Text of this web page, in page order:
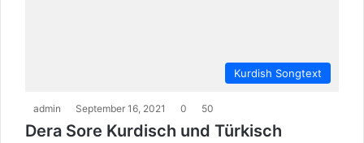
Kurdish Songtext
admin September 16, 2021 0 50
Dera Sore Kurdisch und Türkisch